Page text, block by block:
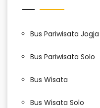
Bus Pariwisata Jogja
Bus Pariwisata Solo
Bus Wisata
Bus Wisata Solo